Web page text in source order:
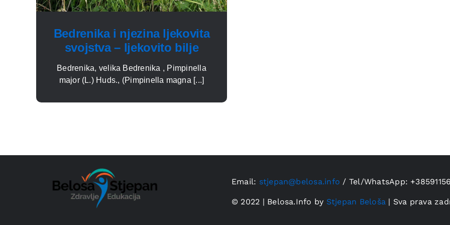
Bedrenika i njezina ljekovita
svojstva – ljekovito bilje
Bedrenika, velika Bedrenika , Pimpinella
major (L.) Huds., (Pimpinella magna [...]
Email: stjepan@belosa.info / Tel/WhatsApp:
© 2022 | Belosa.Info by Stjepan Beloša | Sva prava